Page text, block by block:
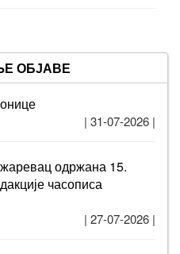
ОБЈАВЕ
| 31-07-2026 |
одржана 15.
часописа
| 27-07-2026 |